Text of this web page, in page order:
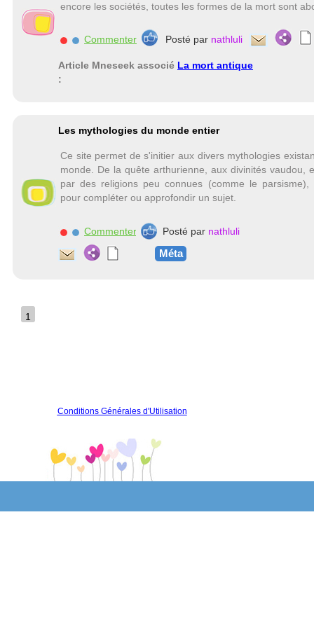
encore les sociétés, toutes les formes de la mort sont
Commenter Posté par nathluli
Article Mneseek associé
:
La mort antique
Les mythologies du monde entier
Ce site permet de s'initier aux divers mythologies
monde. De la quête arthurienne, aux divinités vaudou,
par des religions peu connues (comme le
pour compléter ou approfondir un sujet.
Commenter Posté par nathluli
Méta
1
Conditions Générales d'Utilisation